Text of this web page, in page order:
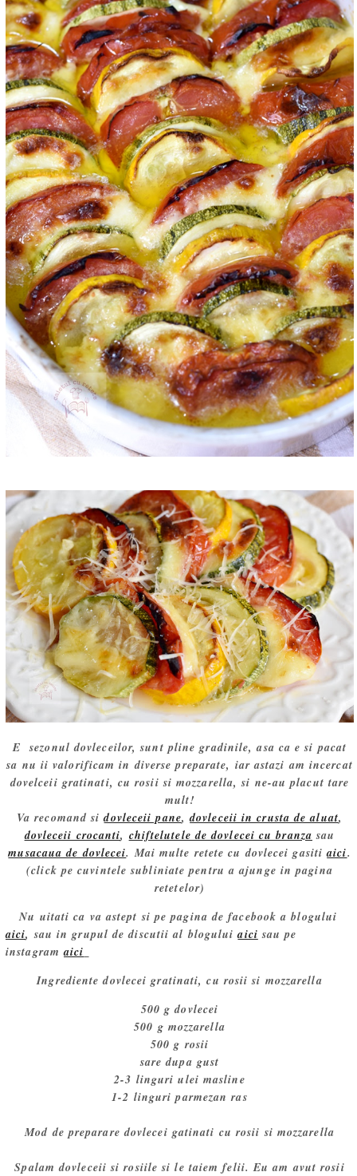
E sezonul dovleceilor, sunt pline gradinile, asa ca e si pacat
sa nu ii valorificam in diverse preparate, iar astazi am incercat
dovelceii gratinati, cu rosii si mozzarella, si ne-au placut tare
mult!
Va recomand sidovleceii pane,dovleceii in crusta de aluat,
dovleceii crocanti, chiftelutele de dovlecei cu branza sau
musacaua de dovlecei. Mai multe retete cu dovlecei gasitiaici.
(click pe cuvintele subliniate pentru a ajunge in pagina
retetelor)
Nu uitati ca va astept si pe pagina de facebook a blogului
aici, sau in grupul de discutii al bloguluiaici sau pe
instagramaici
Ingrediente dovlecei gratinati, cu rosii si mozzarella
500 g dovlecei
500 g mozzarella
500 g rosii
sare dupa gust
2-3 linguri ulei masline
1-2 linguri parmezan ras
Mod de preparare dovlecei gatinati cu rosii si mozzarella
Spalam dovleceii si rosiile si le taiem felii. Eu am avut rosii